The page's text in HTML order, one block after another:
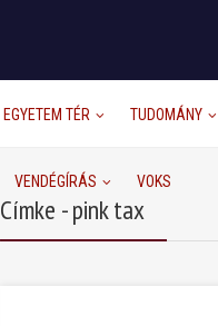
EGYETEM TÉR TUDOMÁNY
VENDÉGÍRÁS VOKS
Címke - pink tax